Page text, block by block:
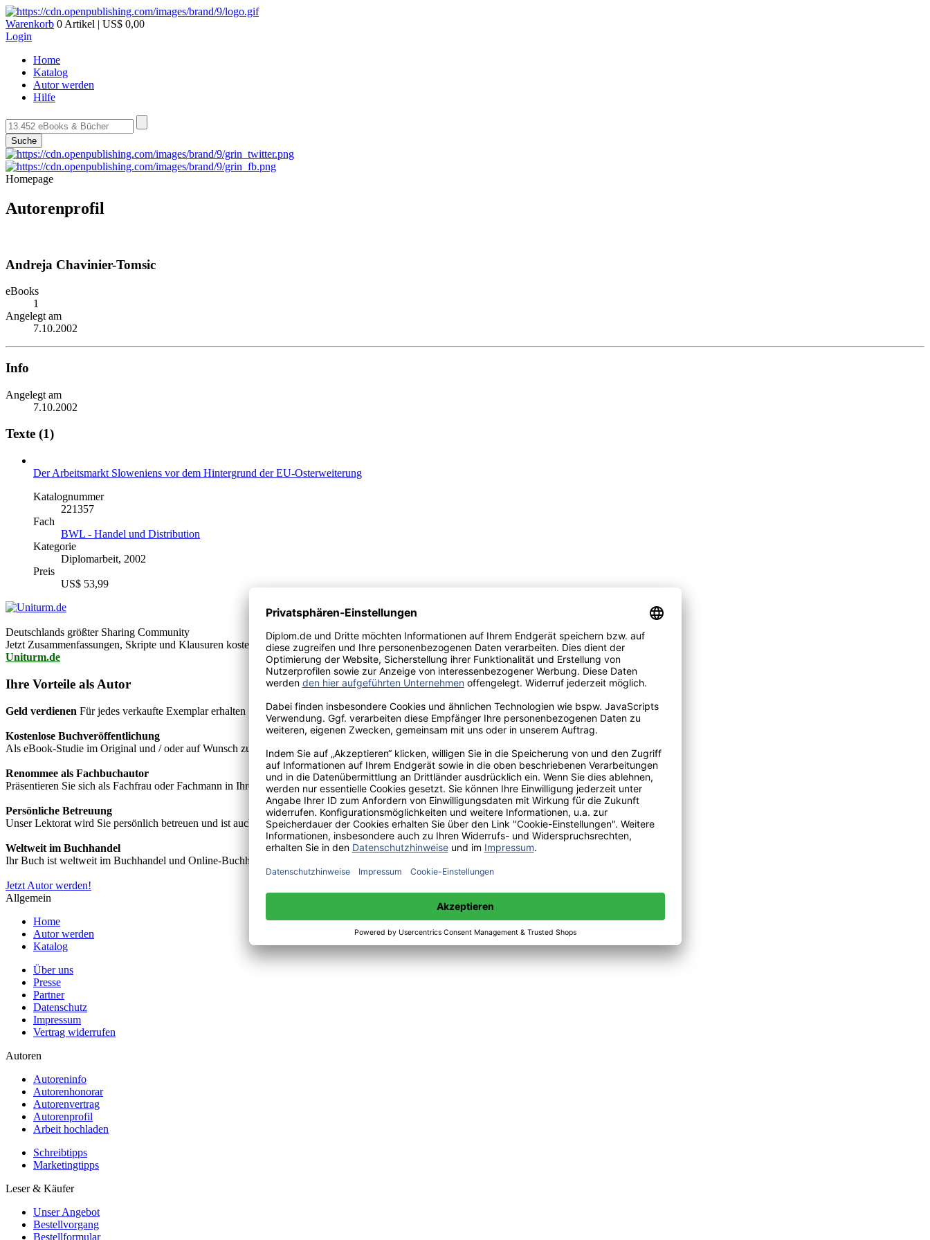
Warenkorb 0 Artikel | US$ 0,00
Login
Home
Katalog
Autor werden
Hilfe
Suche
Homepage
Autorenprofil
Andreja Chavinier-Tomsic
eBooks
1
Angelegt am
7.10.2002
Info
Angelegt am
7.10.2002
Texte (1)
Der Arbeitsmarkt Sloweniens vor dem Hintergrund der EU-Osterweiterung
Katalognummer
221357
Fach
BWL - Handel und Distribution
Kategorie
Diplomarbeit, 2002
Preis
US$ 53,99
Deutschlands größter Sharing Community
Jetzt Zusammenfassungen, Skripte und Klausuren kostenlos downloaden!
Uniturm.de
Ihre Vorteile als Autor
Geld verdienen Für jedes verkaufte Exemplar erhalten Sie Autorenhonorar - bis zu 40%.
Kostenlose Buchveröffentlichung
Als eBook-Studie im Original und / oder auf Wunsch zusätzlich als hochwertiges Fachbuch in unserem renommierten Buchverlag.
Renommee als Fachbuchautor
Präsentieren Sie sich als Fachfrau oder Fachmann in Ihrem Fachgebiet und machen Sie sich bekannt.
Persönliche Betreuung
Unser Lektorat wird Sie persönlich betreuen und ist auch telefonisch unter +49(0)176-85996762 erreichbar.
Weltweit im Buchhandel
Ihr Buch ist weltweit im Buchhandel und Online-Buchhandel wie z.B. amazon erhältlich.
Jetzt Autor werden!
Allgemein
Home
Autor werden
Katalog
Über uns
Presse
Partner
Datenschutz
Impressum
Vertrag widerrufen
Autoren
Autoreninfo
Autorenhonorar
Autorenvertrag
Autorenprofil
Arbeit hochladen
Schreibtipps
Marketingtipps
Leser & Käufer
Unser Angebot
Bestellvorgang
Bestellformular